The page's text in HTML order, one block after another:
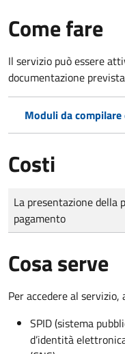
Come fare
Il servizio può essere
documentazione
Moduli da
Costi
Tipo di pagamento
Importo
La presentazione della
pagamento
Cosa serve
Per accedere al
SPID (sistema
d’identità